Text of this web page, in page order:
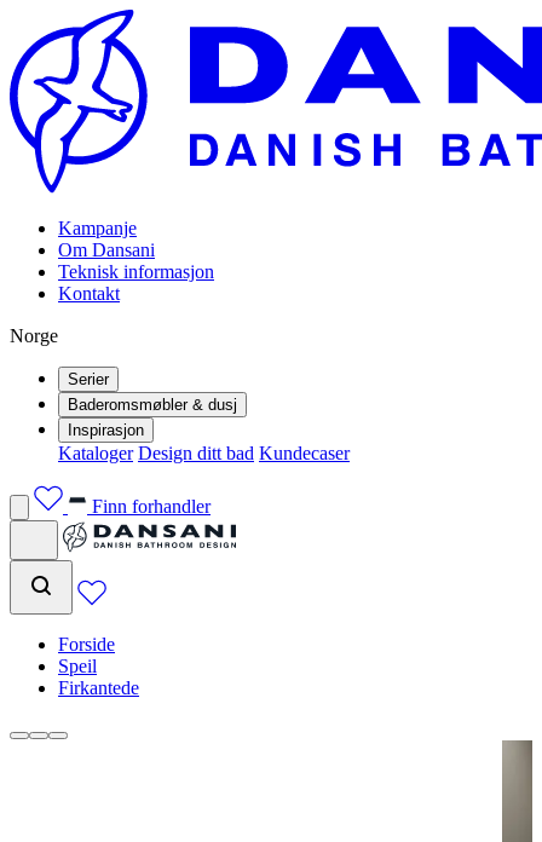
Kampanje
Om Dansani
Teknisk informasjon
Kontakt
Norge
Serier
Baderomsmøbler & dusj
Inspirasjon
Kataloger Design ditt bad Kundecaser
Finn forhandler
Forside
Speil
Firkantede